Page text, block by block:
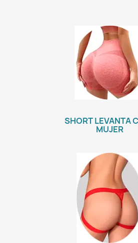
SHORT LEVANTA
MUJER